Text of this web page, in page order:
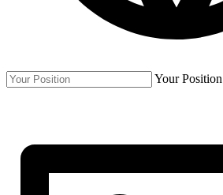
Your Position